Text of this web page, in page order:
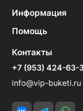
Информация
Помощь
Контакты
+7 (953) 424-63-
info@vip-buketi.ru